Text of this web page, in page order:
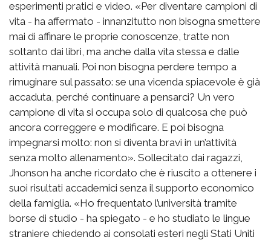
esperimenti pratici e video. «Per diventare campioni di
vita - ha affermato - innanzitutto non bisogna smettere
mai di affinare le proprie conoscenze, tratte non
soltanto dai libri, ma anche dalla vita stessa e dalle
attività manuali. Poi non bisogna perdere tempo a
rimuginare sul passato: se una vicenda spiacevole è già
accaduta, perché continuare a pensarci? Un vero
campione di vita si occupa solo di qualcosa che può
ancora correggere e modificare. E poi bisogna
impegnarsi molto: non si diventa bravi in un’attività
senza molto allenamento». Sollecitato dai ragazzi,
Jhonson ha anche ricordato che è riuscito a ottenere i
suoi risultati accademici senza il supporto economico
della famiglia. «Ho frequentato l’università tramite
borse di studio - ha spiegato - e ho studiato le lingue
straniere chiedendo ai consolati esteri negli Stati Uniti